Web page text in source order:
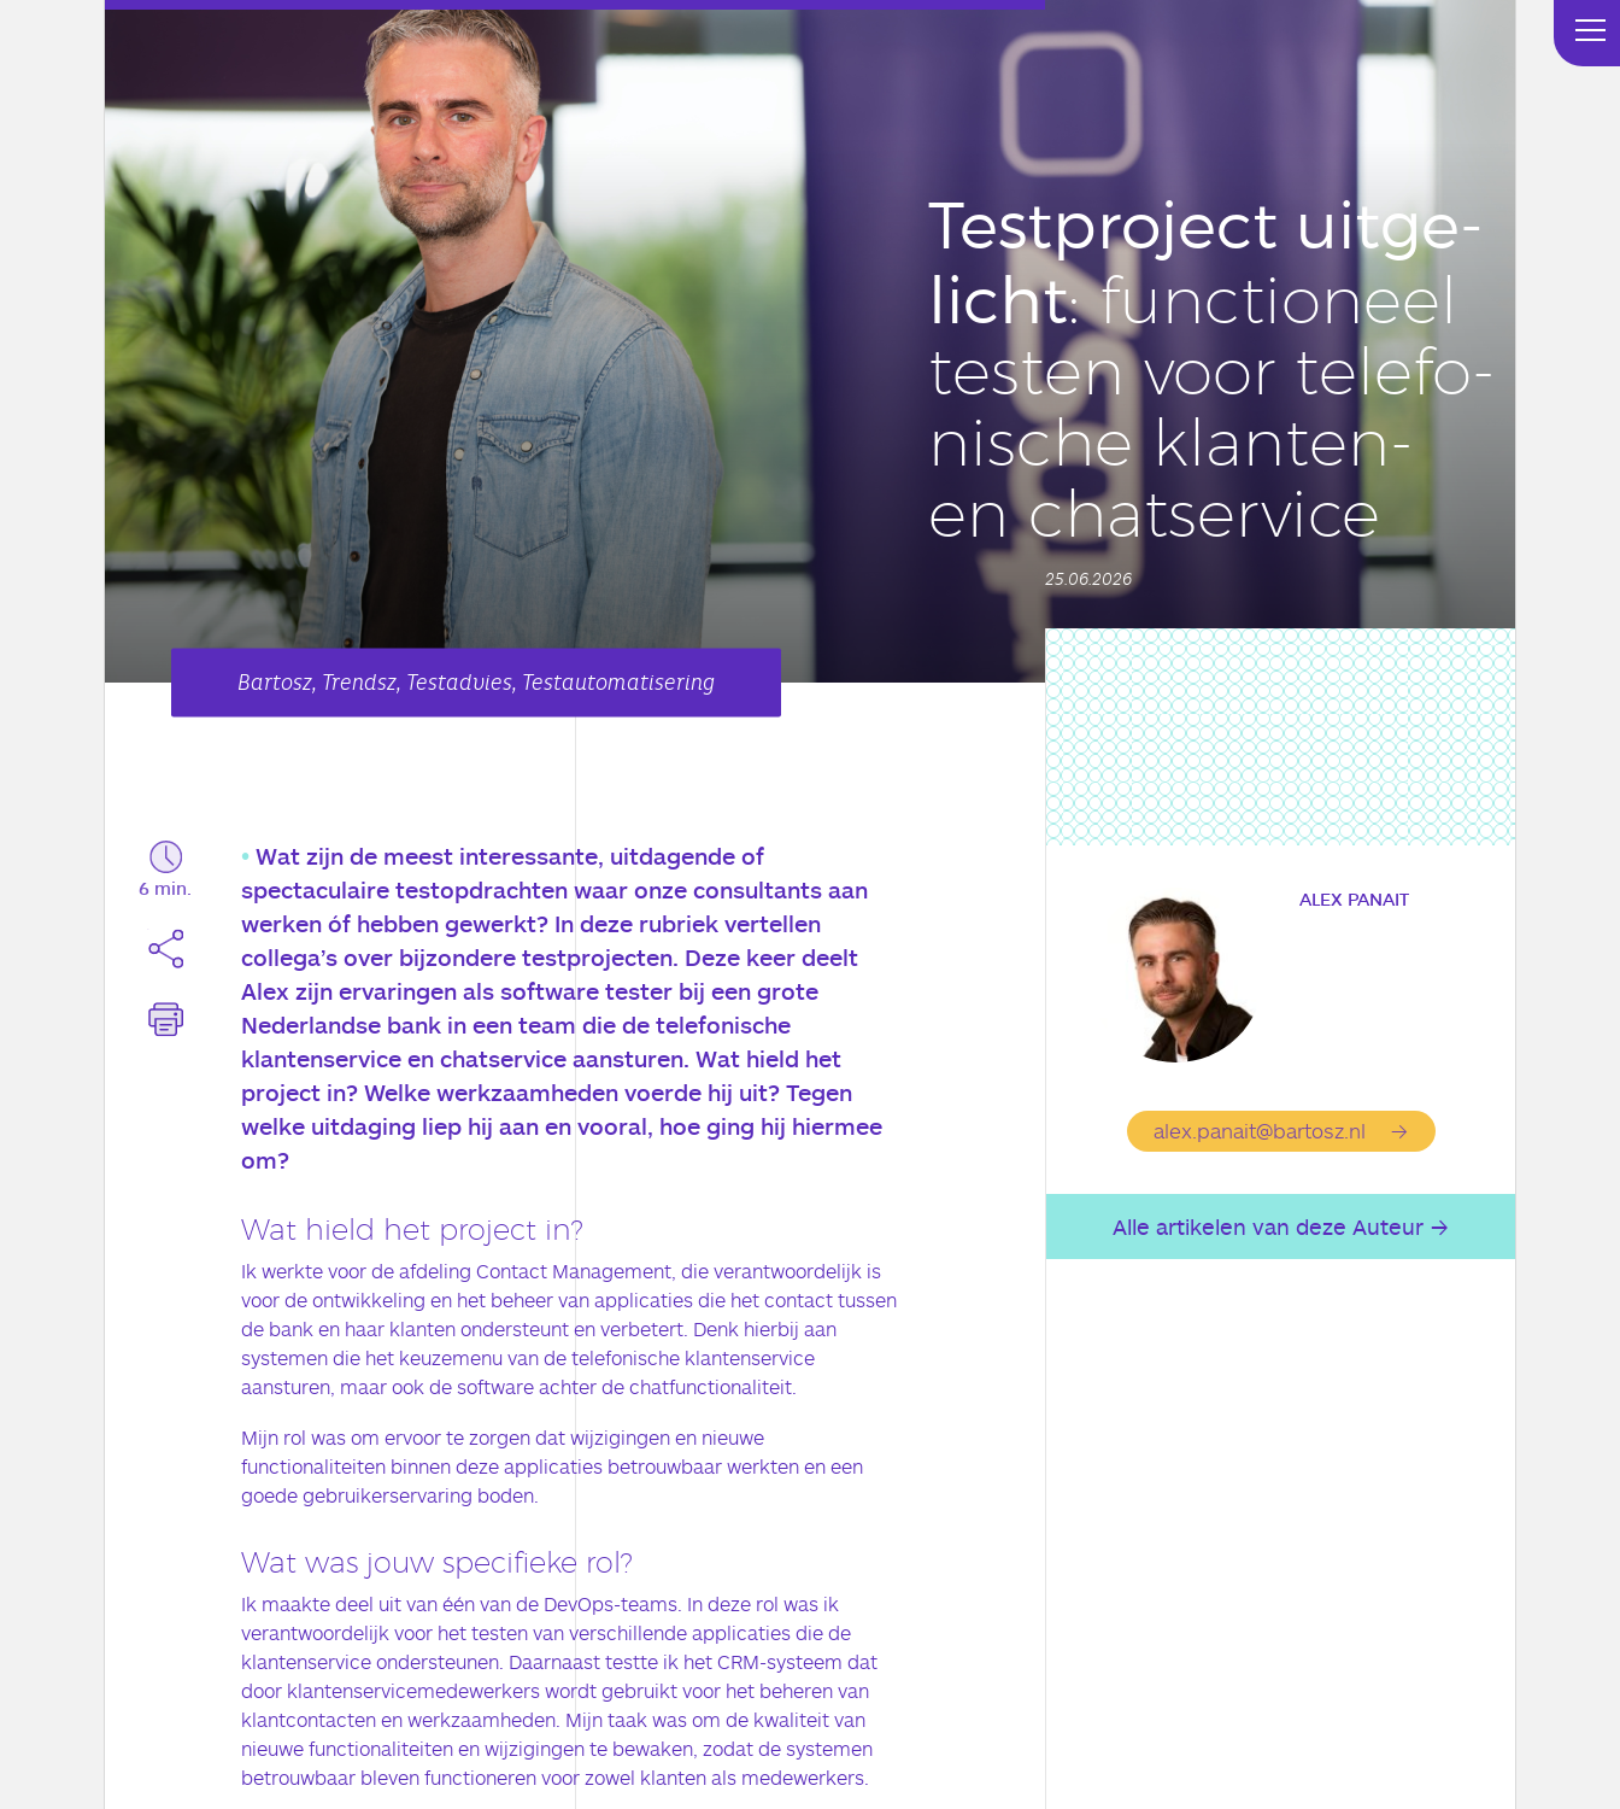
Test­pro­ject uit­ge­
licht: func­ti­o­neel
testen voor te­le­fo­
ni­sche klanten-
en chat­ser­vi­ce
25.06.2026
Bartosz, Trendsz, Testadvies, Testautomatisering
6 min.
Wat zijn de meest interessante, uitdagende of
spectaculaire testopdrachten waar onze consultants aan
werken óf hebben gewerkt? In deze rubriek vertellen
collega’s over bijzondere testprojecten. Deze keer deelt
Alex zijn ervaringen als software tester bij een grote
Nederlandse bank in een team die de telefonische
klantenservice en chatservice aansturen. Wat hield het
project in? Welke werkzaamheden voerde hij uit? Tegen
welke uitdaging liep hij aan en vooral, hoe ging hij hiermee
om?
Wat hield het project in?
Ik werkte voor de afdeling Contact Management, die verantwoordelijk is
voor de ontwikkeling en het beheer van applicaties die het contact tussen
de bank en haar klanten ondersteunt en verbetert. Denk hierbij aan
systemen die het keuzemenu van de telefonische klantenservice
aansturen, maar ook de software achter de chatfunctionaliteit.
Mijn rol was om ervoor te zorgen dat wijzigingen en nieuwe
functionaliteiten binnen deze applicaties betrouwbaar werkten en een
goede gebruikerservaring boden.
Wat was jouw specifieke rol?
Ik maakte deel uit van één van de DevOps-teams. In deze rol was ik
verantwoordelijk voor het testen van verschillende applicaties die de
klantenservice ondersteunen. Daarnaast testte ik het CRM-systeem dat
door klantenservicemedewerkers wordt gebruikt voor het beheren van
klantcontacten en werkzaamheden. Mijn taak was om de kwaliteit van
nieuwe functionaliteiten en wijzigingen te bewaken, zodat de systemen
betrouwbaar bleven functioneren voor zowel klanten als medewerkers.
ALEX PANAIT
alex.panait@bartosz.nl
Alle artikelen van deze Auteur